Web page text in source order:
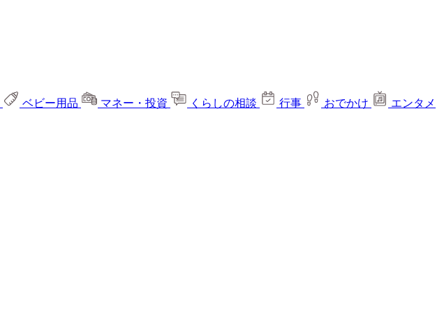
ベビー用品 マネー・投資 くらしの相談 行事 おでかけ
エンタメ